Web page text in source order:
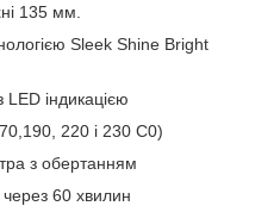
135 мм.
Sleek Shine Bright
індикацією
220 і 230 C0)
з обертанням
60 хвилин